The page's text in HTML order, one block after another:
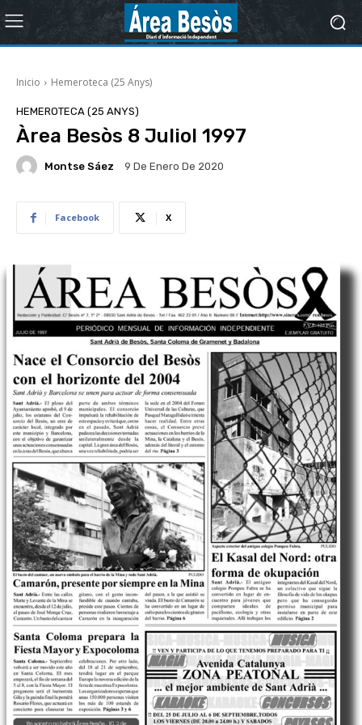
Inicio Hemeroteca (25 Anys)
HEMEROTECA (25 ANYS)
Àrea Besòs 8 Juliol 1997
Montse Sáez 9 De Enero De 2020
Facebook X